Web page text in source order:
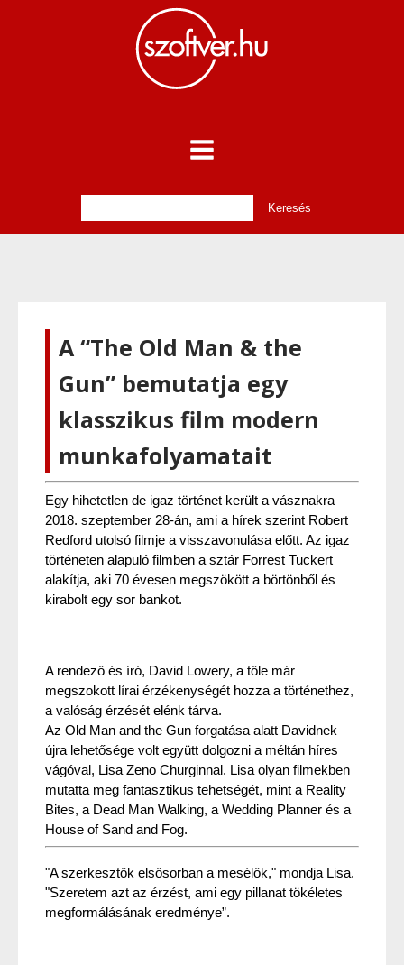
A “The Old Man & the
Gun” bemutatja egy
klasszikus film modern
munkafolyamatait
Egy hihetetlen de igaz történet került a vásznakra
2018. szeptember 28-án, ami a hírek szerint Robert
Redford utolsó filmje a visszavonulása előtt. Az igaz
történeten alapuló filmben a sztár Forrest Tuckert
alakítja, aki 70 évesen megszökött a börtönből és
kirabolt egy sor bankot.
A rendező és író, David Lowery, a tőle már
megszokott lírai érzékenységét hozza a történethez,
a valóság érzését elénk tárva.
Az Old Man and the Gun forgatása alatt Davidnek
újra lehetősége volt együtt dolgozni a méltán híres
vágóval, Lisa Zeno Churginnal. Lisa olyan filmekben
mutatta meg fantasztikus tehetségét, mint a Reality
Bites, a Dead Man Walking, a Wedding Planner és a
House of Sand and Fog.
"A szerkesztők elsősorban a mesélők," mondja Lisa.
"Szeretem azt az érzést, ami egy pillanat tökéletes
megformálásának eredménye”.